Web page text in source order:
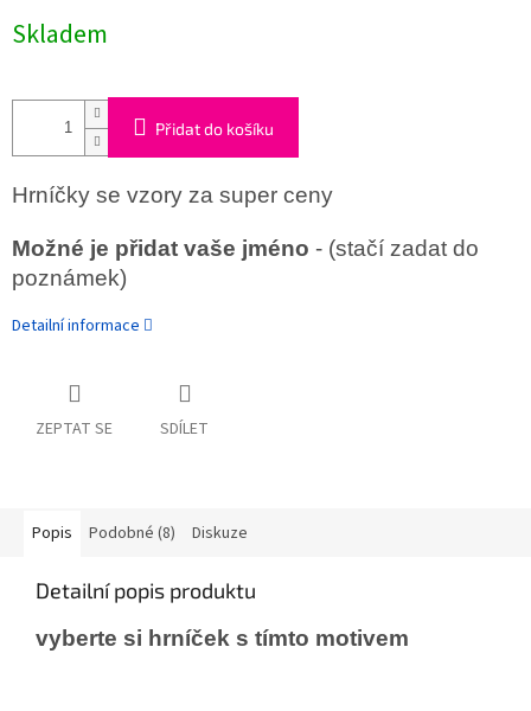
cena:
Skladem
Přidat do košíku
Hrníčky se vzory za super ceny
Možné je přidat vaše jméno - (stačí zadat do
poznámek)
Detailní informace
ZEPTAT SE SDÍLET
Popis Podobné (8) Diskuze
Detailní popis produktu
vyberte si hrníček s tímto motivem